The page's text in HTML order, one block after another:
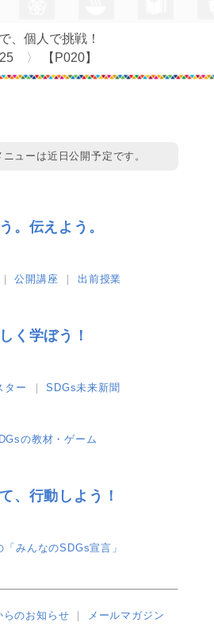
、個人で挑戦！
【P020】
ューは近日公開予定です。
。伝えよう。
公開講座 出前授業
く学ぼう！
ター SDGs未来新聞
の教材・ゲーム
、行動しよう！
「みんなのSDGs宣言」
らのお知らせ メールマガジン